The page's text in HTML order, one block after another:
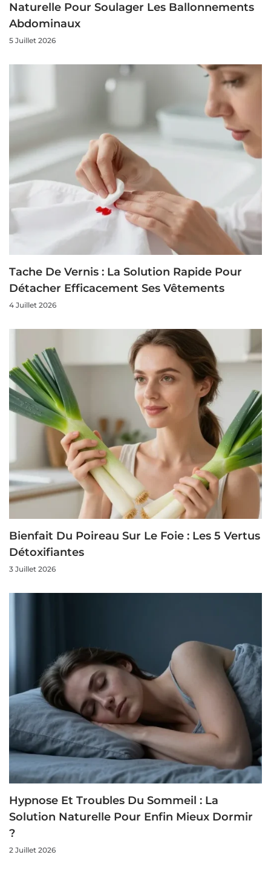
Naturelle Pour Soulager Les Ballonnements
Abdominaux
5 Juillet 2026
Tache De Vernis : La Solution Rapide Pour
Détacher Efficacement Ses Vêtements
4 Juillet 2026
Bienfait Du Poireau Sur Le Foie : Les 5 Vertus
Détoxifiantes
3 Juillet 2026
Hypnose Et Troubles Du Sommeil : La
Solution Naturelle Pour Enfin Mieux Dormir
?
2 Juillet 2026